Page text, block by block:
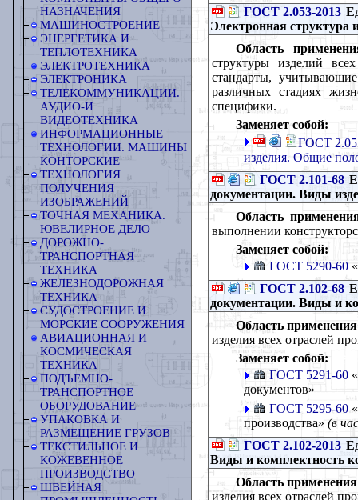
НАЗНАЧЕНИЯ
МАШИНОСТРОЕНИЕ
ЭНЕРГЕТИКА И
ТЕПЛОТЕХНИКА
ЭЛЕКТРОТЕХНИКА
ЭЛЕКТРОНИКА
ТЕЛЕКОММУНИКАЦИИ.
АУДИО-И
ВИДЕОТЕХНИКА
ИНФОРМАЦИОННЫЕ
ТЕХНОЛОГИИ. МАШИНЫ
КОНТОРСКИЕ
ТЕХНОЛОГИЯ
ПОЛУЧЕНИЯ
ИЗОБРАЖЕНИЙ
ТОЧНАЯ МЕХАНИКА.
ЮВЕЛИРНОЕ ДЕЛО
ДОРОЖНО-
ТРАНСПОРТНАЯ
ТЕХНИКА
ЖЕЛЕЗНОДОРОЖНАЯ
ТЕХНИКА
СУДОСТРОЕНИЕ И
МОРСКИЕ СООРУЖЕНИЯ
АВИАЦИОННАЯ И
КОСМИЧЕСКАЯ
ТЕХНИКА
ПОДЪЕМНО-
ТРАНСПОРТНОЕ
ОБОРУДОВАНИЕ
УПАКОВКА И
РАЗМЕЩЕНИЕ ГРУЗОВ
ТЕКСТИЛЬНОЕ И
КОЖЕВЕННОЕ
ПРОИЗВОДСТВО
ШВЕЙНАЯ
ГОСТ 2.053-2013
Электронная
Область
структуры изделий
стандарты,
различных стадиях
специфики.
Заменяет собой:
ГОСТ
изделия. Общие
ГОСТ 2.101-68
документации. Виды
Область
выполнении
Заменяет собой:
ГОСТ 5290-60
ГОСТ 2.102-68
документации. Виды и
Область
изделия всех отраслей
Заменяет собой:
ГОСТ 5291-60
документов»
ГОСТ 5295-60
производства» (в
ГОСТ 2.102-2013
Виды и комплектность
Область
изделия всех отраслей